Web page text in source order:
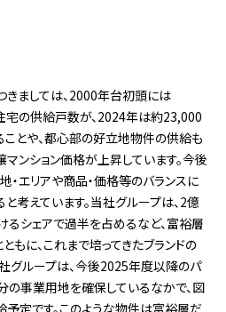
きましては、2000年台初頭には
の供給戸数が、2024年は約23,000
とや、都心部の好立地物件の供給も
ンション価格が上昇しています。今後
・エリアや商品・価格等のバランスに
考えています。当社グループは、2億
るシェアで過半を占めるなど、富裕層
もに、これまで培ってきたブランドの
グループは、今後2025年度以降のパ
の事業用地を確保しているなかで、図